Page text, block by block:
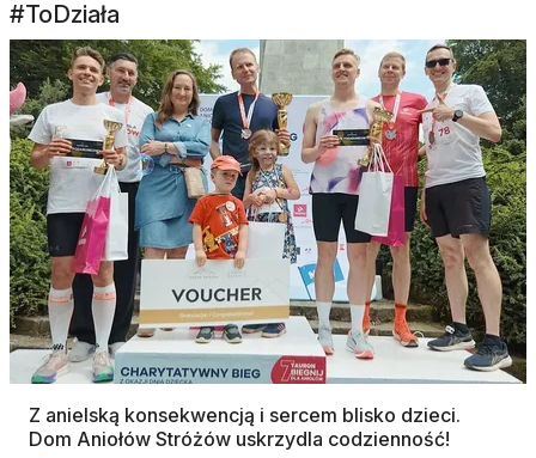
#ToDziała
Z anielską konsekwencją i sercem blisko dzieci.
Dom Aniołów Stróżów uskrzydla codzienność!